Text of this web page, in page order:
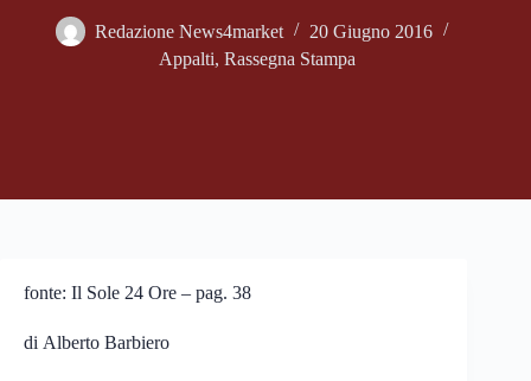
Redazione News4market
20 Giugno 2016
Appalti,Rassegna Stampa
fonte: Il Sole 24 Ore – pag. 38
di Alberto Barbiero